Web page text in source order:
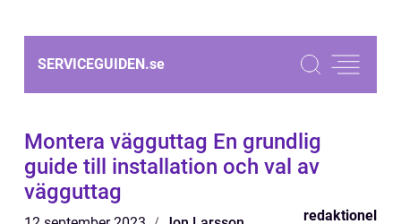
SERVICEGUIDEN.se
Montera vägguttag En grundlig
guide till installation och val av
vägguttag
redaktionel